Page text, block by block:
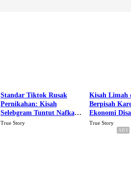
Standar Tiktok Rusak
Pernikahan: Kisah
Selebgram Tuntut Nafkah
Rp.15 Juta Perbulan
True Story
Kisah Limah
Berpisah
Ekonomi
Karena Cinta
True Story